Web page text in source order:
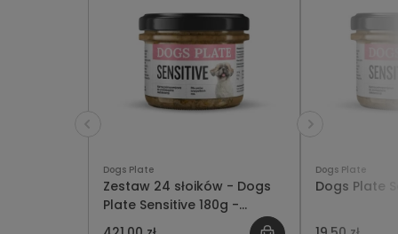
Dogs Plate
Zestaw 24 słoików - Dogs
Plate Sensitive 180g -
oszczędzasz 47 PLN
Dogs Plate
Dogs Plate